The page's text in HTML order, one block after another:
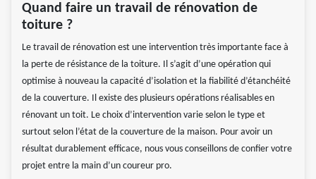
Quand faire un travail de rénovation de
toiture ?
Le travail de rénovation est une intervention très importante face à
la perte de résistance de la toiture. Il s’agit d’une opération qui
optimise à nouveau la capacité d’isolation et la fiabilité d’étanchéité
de la couverture. Il existe des plusieurs opérations réalisables en
rénovant un toit. Le choix d’intervention varie selon le type et
surtout selon l’état de la couverture de la maison. Pour avoir un
résultat durablement efficace, nous vous conseillons de confier votre
projet entre la main d’un coureur pro.